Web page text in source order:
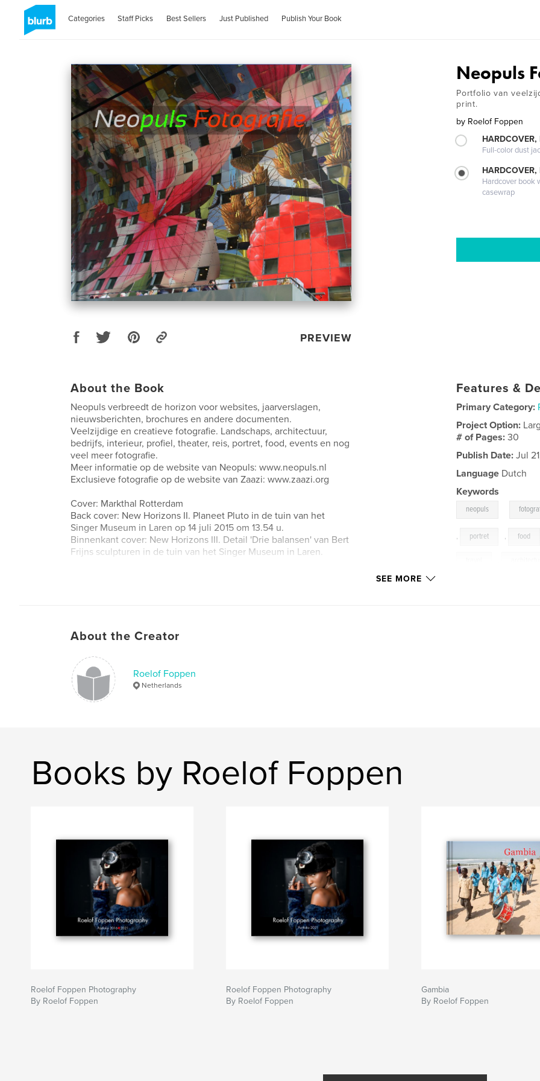
Categories Staff Picks Best Sellers Just Published Publish Your Book
PREVIEW
Neopuls
Portfolio van
print.
by Roelof Foppen
HARDCOVER,
Full-color dust
Hardcover book
casewrap
About the Book
Neopuls verbreedt de horizon voor websites, jaarverslagen,
nieuwsberichten, brochures en andere documenten.
Veelzijdige en creatieve fotografie. Landschaps, architectuur,
bedrijfs, interieur, profiel, theater, reis, portret, food, events en nog
veel meer fotografie.
Meer informatie op de website van Neopuls: www.neopuls.nl
Exclusieve fotografie op de website van Zaazi: www.zaazi.org
Cover: Markthal Rotterdam
Back cover: New Horizons II. Planeet Pluto in de tuin van het
Singer Museum in Laren op 14 juli 2015 om 13.54 u.
Binnenkant cover: New Horizons III. Detail 'Drie balansen' van Bert
Frijns sculpturen in de tuin van het Singer Museum in Laren.
Features &
Primary Category:
Project Option:
# of Pages:30
Publish Date: Jul
Language Dutch
Keywords
neopuls
, portret , food
SEE MORE
About the Creator
Roelof Foppen
Netherlands
Books by Roelof Foppen
Roelof Foppen Photography
By Roelof Foppen
Roelof Foppen Photography
By Roelof Foppen
Gambia
By Roelof Foppen